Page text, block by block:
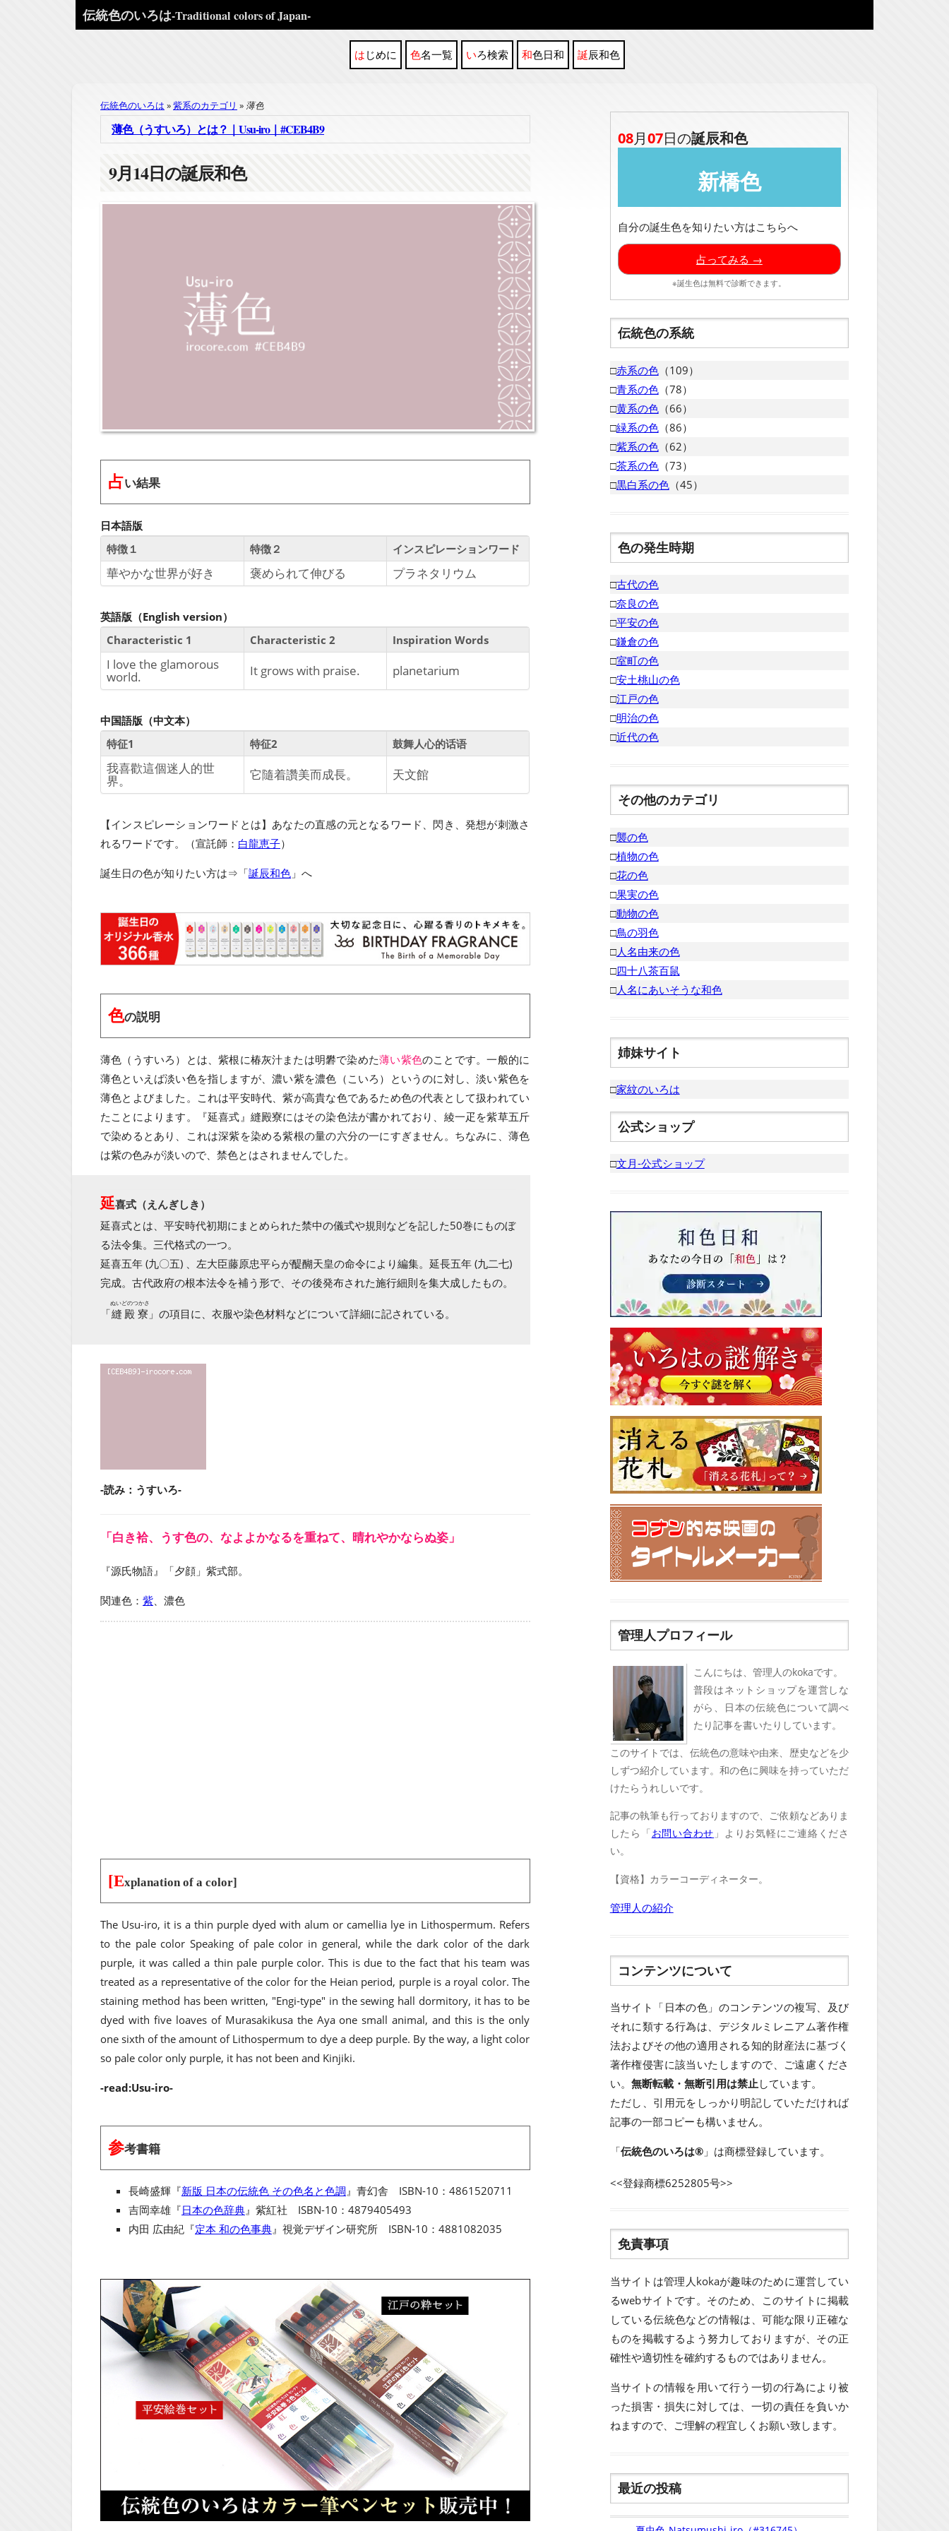
伝統色のいろは-Traditional colors of Japan-
はじめに 色名一覧 いろ検索 和色日和 誕辰和色
伝統色のいろは 紫系のカテゴリ 薄色
薄色（うすいろ）とは？｜Usu-iro｜#CEB4B9
9月14日の誕辰和色
占い結果
日本語版
特徴１
特徴２ インスピレーションワード
華やかな世界が好き 褒められて伸びる プラネタリウム
英語版（English version）
Characteristic 1
Characteristic 2 Inspiration Words
I love the glamorous
world. It grows with praise. planetarium
中国語版（中文本）
特征1
特征2 鼓舞人心的话语
我喜歡這個迷人的世
界。 它隨着讚美而成長。 天文館
【インスピレーションワードとは】あなたの直感の元となるワード、閃き、発想が刺激さ
れるワードです。（宣託師： 白龍恵子）
誕生日の色が知りたい方は⇒「誕辰和色 」へ
色の説明
薄色（うすいろ）とは、紫根に椿灰汁または明礬で染めた薄い紫色のことです。一般的に
薄色といえば淡い色を指しますが、濃い紫を濃色（こいろ）というのに対し、淡い紫色を
薄色とよびました。これは平安時代、紫が高貴な色であるため色の代表として扱われてい
たことによります。『延喜式』縫殿寮にはその染色法が書かれており、綾一疋を紫草五斤
で染めるとあり、これは深紫を染める紫根の量の六分の一にすぎません。ちなみに、薄色
は紫の色みが淡いので、禁色とはされませんでした。
延喜式（えんぎしき）
延喜式とは、平安時代初期にまとめられた禁中の儀式や規則などを記した50巻にものぼ
る法令集。三代格式の一つ。
延喜五年 (九〇五) 、左大臣藤原忠平らが醍醐天皇の命令により編集。延長五年 (九二七)
完成。古代政府の根本法令を補う形で、その後発布された施行細則を集大成したもの。
「縫殿寮
ぬいどのつかさ
」の項目に、衣服や染色材料などについて詳細に記されている。
-読み：うすいろ-
「白き袷、うす色の、なよよかなるを重ねて、晴れやかならぬ姿」
『源氏物語』「夕顔」紫式部。
関連色： 紫、濃色
[Explanation of a color]
The Usu-iro, it is a thin purple dyed with alum or camellia lye in Lithospermum. Refers
to the pale color Speaking of pale color in general, while the dark color of the dark
purple, it was called a thin pale purple color. This is due to the fact that his team was
treated as a representative of the color for the Heian period, purple is a royal color. The
staining method has been written, "Engi-type" in the sewing hall dormitory, it has to be
dyed with five loaves of Murasakikusa the Aya one small animal, and this is the only
one sixth of the amount of Lithospermum to dye a deep purple. By the way, a light color
so pale color only purple, it has not been and Kinjiki.
-read:Usu-iro-
参考書籍
長崎盛輝『新版 日本の伝統色 その色名と色調』青幻舎 ISBN-10：4861520711
吉岡幸雄『日本の色辞典』紫紅社 ISBN-10：4879405493
内田 広由紀『定本 和の色事典』視覚デザイン研究所 ISBN-10：4881082035
08月07日の誕辰和色
新橋色
自分の誕生色を知りたい方はこちらへ
占ってみる →
※誕生色は無料で診断できます。
伝統色の系統
□赤系の色（109）
□青系の色（78）
□黄系の色（66）
□緑系の色（86）
□紫系の色（62）
□茶系の色（73）
□黒白系の色（45）
色の発生時期
□古代の色
□奈良の色
□平安の色
□鎌倉の色
□室町の色
□安土桃山の色
□江戸の色
□明治の色
□近代の色
その他のカテゴリ
□襲の色
□植物の色
□花の色
□果実の色
□動物の色
□鳥の羽色
□人名由来の色
□四十八茶百鼠
□人名にあいそうな和色
姉妹サイト
□家紋のいろは
公式ショップ
□文月-公式ショップ
管理人プロフィール
こんにちは、管理人のkokaです。
普段はネットショップを運営しな
がら、日本の伝統色について調べ
たり記事を書いたりしています。
このサイトでは、伝統色の意味や由来、歴史などを少
しずつ紹介しています。和の色に興味を持っていただ
けたらうれしいです。
記事の執筆も行っておりますので、ご依頼などありま
したら「お問い合わせ 」よりお気軽にご連絡くださ
い。
【資格】カラーコーディネーター。
管理人の紹介
コンテンツについて
当サイト「日本の色」のコンテンツの複写、及び
それに類する行為は、デジタルミレニアム著作権
法およびその他の適用される知的財産法に基づく
著作権侵害に該当いたしますので、ご遠慮くださ
い。 無断転載・無断引用は禁止しています。
ただし、引用元をしっかり明記していただければ
記事の一部コピーも構いません。
「伝統色のいろは®」は商標登録しています。
<<登録商標6252805号>>
免責事項
当サイトは管理人kokaが趣味のために運営してい
るwebサイトです。そのため、このサイトに掲載
している伝統色などの情報は、可能な限り正確な
ものを掲載するよう努力しておりますが、その正
確性や適切性を確約するものではありません。
当サイトの情報を用いて行う一切の行為により被
った損害・損失に対しては、一切の責任を負いか
ねますので、ご理解の程宜しくお願い致します。
最近の投稿